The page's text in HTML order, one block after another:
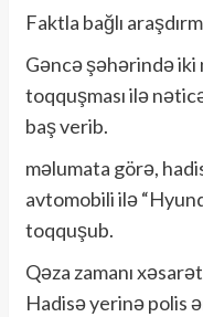
Faktla bağlı
Gəncə şəhərində
toqquşması ilə
baş verib.
məlumata görə,
avtomobili ilə
toqquşub.
Qəza zamanı
Hadisə yerinə polis